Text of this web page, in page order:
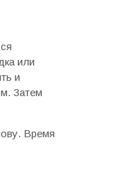
или
и
Затем
Время